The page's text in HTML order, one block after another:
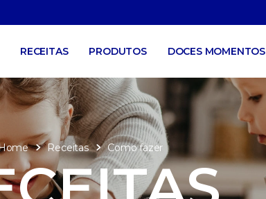
RECEITAS PRODUTOS DOCES MOMENTOS
Receitas Como fazer